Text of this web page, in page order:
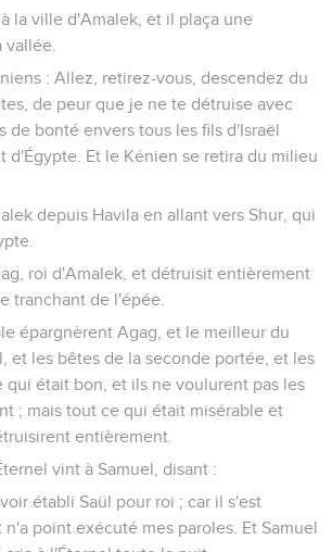
la ville d'Amalek, et il plaça une
vallée.
: Allez, retirez-vous, descendez du
de peur que je ne te détruise avec
de bonté envers tous les fils d'Israël
d'Égypte. Et le Kénien se retira du milieu
depuis Havila en allant vers Shur, qui
roi d'Amalek, et détruisit entièrement
tranchant de l'épée.
épargnèrent Agag, et le meilleur du
et les bêtes de la seconde portée, et les
qui était bon, et ils ne voulurent pas les
; mais tout ce qui était misérable et
entièrement.
vint à Samuel, disant :
établi Saül pour roi ; car il s'est
point exécuté mes paroles. Et Samuel